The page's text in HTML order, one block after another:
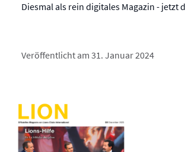
Diesmal als rein digitales Magazin - jetzt
Veröffentlicht am 31. Januar 2024